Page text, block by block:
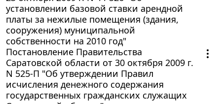
установлении базовой ставки арендной
платы за нежилые помещения (здания,
сооружения) муниципальной
собственности на 2010 год"
Постановление Правительства
Саратовской области от 30 октября 2009 г.
N 525-П "Об утверждении Правил
исчисления денежного содержания
государственных гражданских служащих